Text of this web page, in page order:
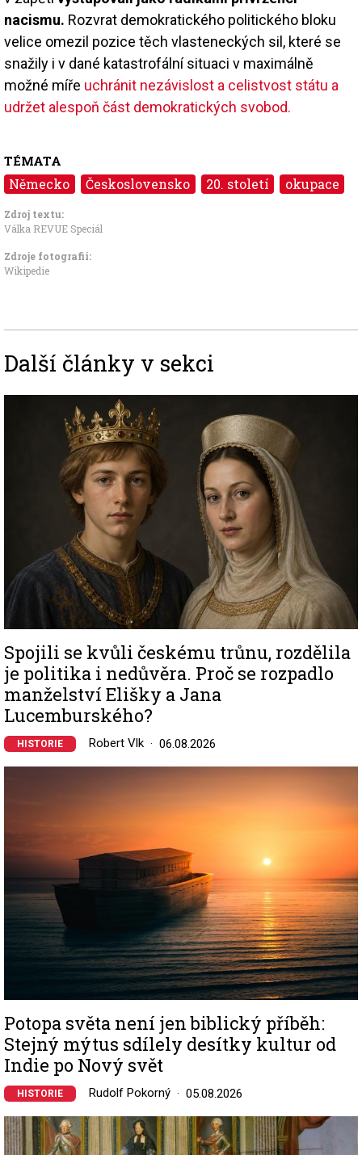
nacismu. Rozvrat demokratického politického bloku
velice omezil pozice těch vlasteneckých sil, které se
snažily i v dané katastrofální situaci v maximálně
možné míře uchránit nezávislost a celistvost státu a
udržet alespoň část demokratických svobod.
TÉMATA
Německo Československo 20. století okupace
Zdroj textu:
Válka REVUE Speciál
Zdroje fotografii:
Wikipedie
Další články v sekci
Spojili se kvůli českému trůnu, rozdělila
je politika i nedůvěra. Proč se rozpadlo
manželství Elišky a Jana
Lucemburského?
HISTORIE Robert Vlk 06.08.2026
Potopa světa není jen biblický příběh:
Stejný mýtus sdílely desítky kultur od
Indie po Nový svět
HISTORIE Rudolf Pokorný 05.08.2026
Image